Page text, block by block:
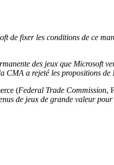
de fixer les conditions de ce
des jeux que Microsoft
CMA a rejeté les propositions
(Federal Trade Commission,
de jeux de grande valeur